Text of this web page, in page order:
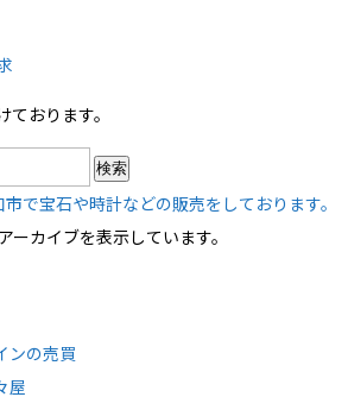
おります。
で宝石や時計などの販売をしております。
ーカイブを表示しています。
ンの売買
屋